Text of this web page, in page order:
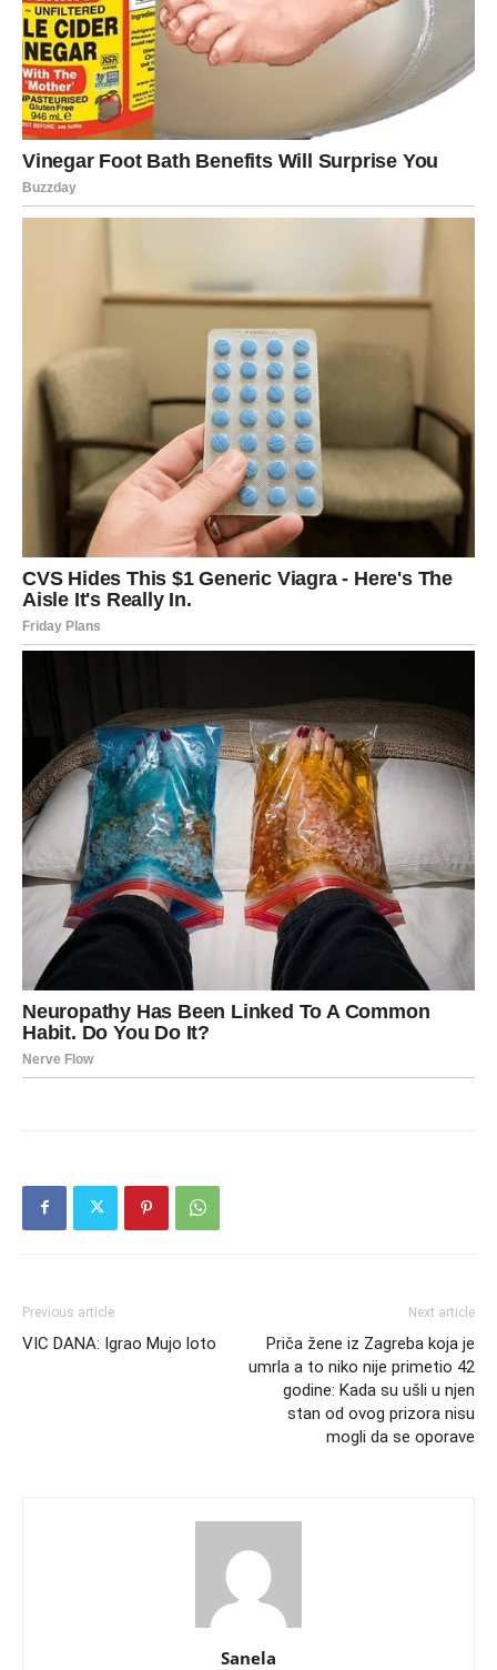
Previous article
VIC DANA: Igrao Mujo loto
Next article
Priča žene iz Zagreba koja je
umrla a to niko nije primetio 42
godine: Kada su ušli u njen
stan od ovog prizora nisu
mogli da se oporave
Sanela